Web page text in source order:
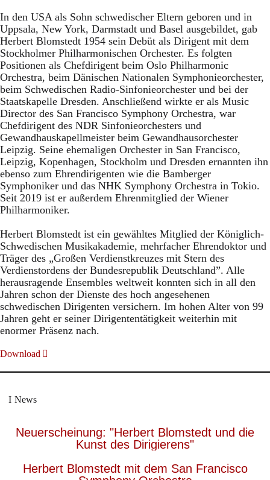
In den USA als Sohn schwedischer Eltern geboren und in
Uppsala, New York, Darmstadt und Basel ausgebildet, gab
Herbert Blomstedt 1954 sein Debüt als Dirigent mit dem
Stockholmer Philharmonischen Orchester. Es folgten
Positionen als Chefdirigent beim Oslo Philharmonic
Orchestra, beim Dänischen Nationalen Symphonieorchester,
beim Schwedischen Radio-Sinfonieorchester und bei der
Staatskapelle Dresden. Anschließend wirkte er als Music
Director des San Francisco Symphony Orchestra, war
Chefdirigent des NDR Sinfonieorchesters und
Gewandhauskapellmeister beim Gewandhausorchester
Leipzig. Seine ehemaligen Orchester in San Francisco,
Leipzig, Kopenhagen, Stockholm und Dresden ernannten ihn
ebenso zum Ehrendirigenten wie die Bamberger
Symphoniker und das NHK Symphony Orchestra in Tokio.
Seit 2019 ist er außerdem Ehrenmitglied der Wiener
Philharmoniker.
Herbert Blomstedt ist ein gewähltes Mitglied der Königlich-
Schwedischen Musikakademie, mehrfacher Ehrendoktor und
Träger des „Großen Verdienstkreuzes mit Stern des
Verdienstordens der Bundesrepublik Deutschland”. Alle
herausragende Ensembles weltweit konnten sich in all den
Jahren schon der Dienste des hoch angesehenen
schwedischen Dirigenten versichern. Im hohen Alter von 99
Jahren geht er seiner Dirigententätigkeit weiterhin mit
enormer Präsenz nach.
Download
News
Neuerscheinung: "Herbert Blomstedt und die
Kunst des Dirigierens"
Herbert Blomstedt mit dem San Francisco